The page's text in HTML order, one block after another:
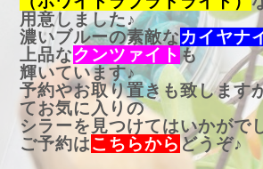
用意しました♪
濃いブルーの素敵なカイヤナ
上品なクンツァイトも
輝いています♪
予約やお取り置きも致します
てお気に入りの
シラーを見つけてはいかがで
ご予約はこちらからどうぞ♪